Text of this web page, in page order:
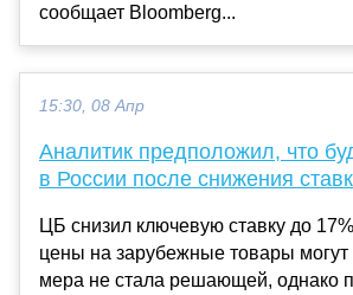
сообщает Bloomberg...
15:30, 08 Апр
Аналитик предположил, что
в России после снижения
ЦБ снизил ключевую ставку до
цены на зарубежные товары могут
мера не стала решающей, однако